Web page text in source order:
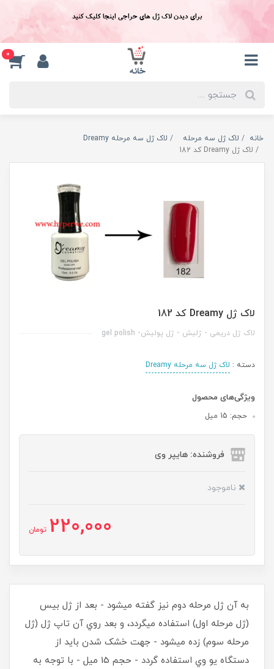
برای دیدن لاک ژل های حراجی اینجا کلیک کنید
0
خانه لاک ژل سه مرحله
لاک ژل سه مرحله Dreamy
لاک ژل Dreamy کد 182
لاک ژل Dreamy کد 182
لاک ژل دریمی - ژلیش - ژل پولیش- gel polish
دسته : لاک ژل سه مرحله Dreamy
ویژگی‌های محصول
حجم: 15 میل
فروشنده: هایپر وی
ناموجود
220,000 تومان
به آن ژل مرحله دوم نيز گفته ميشود - بعد از ژل بيس
(ژل مرحله اول) استفاده ميگردد، و بعد روي آن تاپ ژل (ژل
مرحله سوم) زده ميشود - جهت خشک شدن بايد از
دستگاه يو وي استفاده گردد - حجم 15 ميل - با توجه به